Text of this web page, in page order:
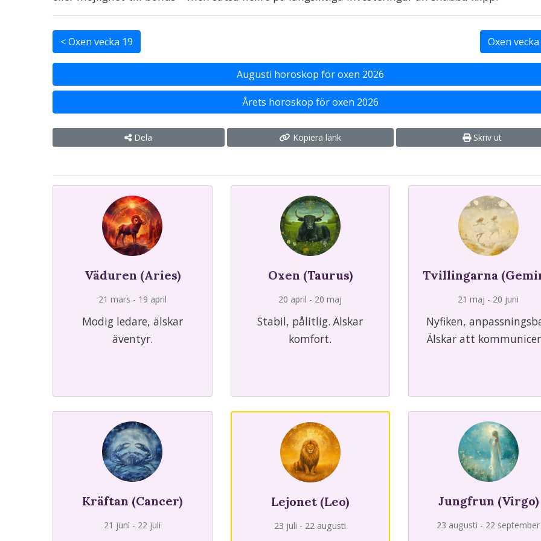
< Oxen vecka 19 Oxen
Augusti horoskop för oxen 2026
Årets horoskop för oxen 2026
Dela Kopiera länk Skriv ut
Väduren (Aries)
21 mars - 19 april
Modig ledare, älskar
äventyr.
Oxen (Taurus)
20 april - 20 maj
Stabil, pålitlig. Älskar
komfort.
Tvillingarna
21 maj - 20 juni
Nyfiken,
Älskar att
Kräftan (Cancer)
21 juni - 22 juli
Lejonet (Leo)
23 juli - 22 augusti
Jungfrun (Virgo)
23 augusti - 22 september